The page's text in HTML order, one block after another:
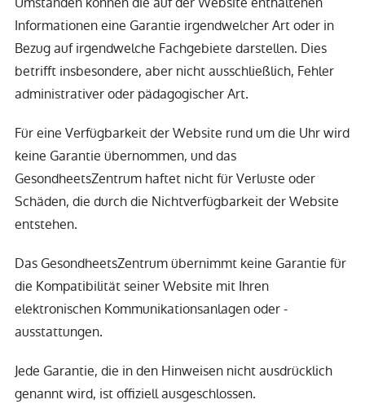
Informationen eine Garantie irgendwelcher Art oder in
Bezug auf irgendwelche Fachgebiete darstellen. Dies
betrifft insbesondere, aber nicht ausschließlich, Fehler
administrativer oder pädagogischer Art.
Für eine Verfügbarkeit der Website rund um die Uhr wird
keine Garantie übernommen, und das
GesondheetsZentrum haftet nicht für Verluste oder
Schäden, die durch die Nichtverfügbarkeit der Website
entstehen.
Das GesondheetsZentrum übernimmt keine Garantie für
die Kompatibilität seiner Website mit Ihren
elektronischen Kommunikationsanlagen oder -
ausstattungen.
Jede Garantie, die in den Hinweisen nicht ausdrücklich
genannt wird, ist offiziell ausgeschlossen.